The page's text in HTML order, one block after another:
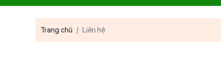
Trang chủ Liên hệ